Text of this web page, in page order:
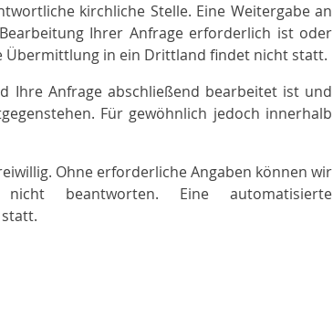
kirchliche Stelle. Eine Weitergabe an
Ihrer Anfrage erforderlich ist oder
Übermittlung in ein Drittland findet nicht statt.
Ihre Anfrage abschließend bearbeitet ist und
Für gewöhnlich jedoch innerhalb
Ohne erforderliche Angaben können wir
beantworten. Eine automatisierte